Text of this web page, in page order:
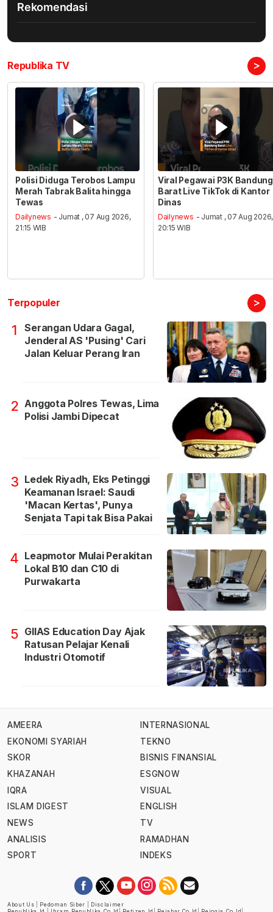
Rekomendasi
Republika TV >
Polisi Diduga Terobos Lampu
Merah Tabrak Balita hingga
Tewas
Dailynews - Jumat , 07 Aug 2026,
21:15 WIB
Viral Pegawai P3K Bandung
Barat Live TikTok di Kantor
Dinas
Dailynews - Jumat , 07 Aug 2026,
20:15 WIB
Terpopuler >
1
Serangan Udara Gagal,
Jenderal AS 'Pusing' Cari
Jalan Keluar Perang Iran
2 Anggota Polres Tewas, Lima
Polisi Jambi Dipecat
3 Ledek Riyadh, Eks Petinggi
Keamanan Israel: Saudi
'Macan Kertas', Punya
Senjata Tapi tak Bisa Pakai
4 Leapmotor Mulai Perakitan
Lokal B10 dan C10 di
Purwakarta
5 GIIAS Education Day Ajak
Ratusan Pelajar Kenali
Industri Otomotif
AMEERA
EKONOMI SYARIAH
SKOR
KHAZANAH
IQRA
ISLAM DIGEST
NEWS
ANALISIS
SPORT
INTERNASIONAL
TEKNO
BISNIS FINANSIAL
ESGNOW
VISUAL
ENGLISH
TV
RAMADHAN
INDEKS
About Us Pedoman Siber
Disclaimer